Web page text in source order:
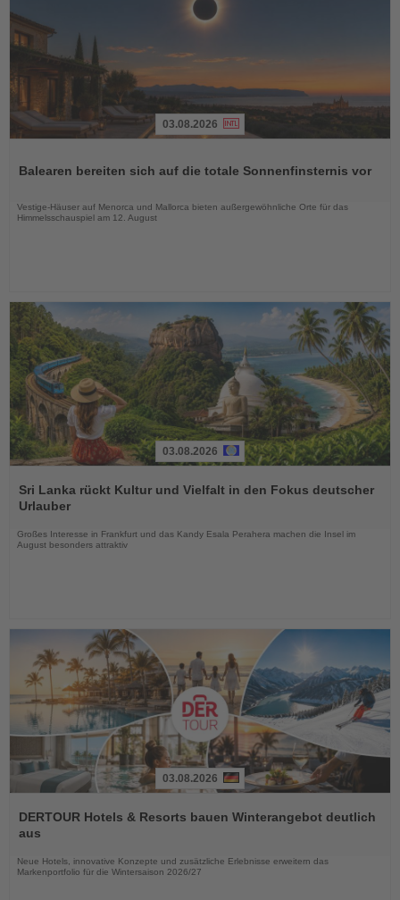
die
03.08.2026
Balearen bereiten sich auf die totale Sonnenfinsternis vor
Vestige-Häuser auf Menorca und Mallorca bieten außergewöhnliche Orte für das
Himmelsschauspiel am 12. August
Sie
die
03.08.2026
Sri Lanka rückt Kultur und Vielfalt in den Fokus deutscher
Urlauber
Großes Interesse in Frankfurt und das Kandy Esala Perahera machen die Insel im
August besonders attraktiv
Sie
die
03.08.2026
DERTOUR Hotels & Resorts bauen Winterangebot deutlich
aus
Neue Hotels, innovative Konzepte und zusätzliche Erlebnisse erweitern das
Markenportfolio für die Wintersaison 2026/27